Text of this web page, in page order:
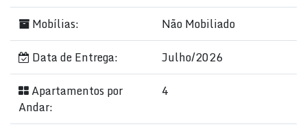
Mobílias:
Não Mobiliado
Data de Entrega:
Julho/2026
Apartamentos por
Andar:
4